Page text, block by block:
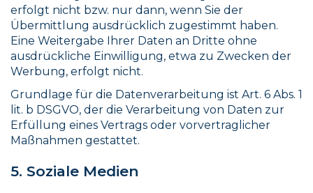
erfolgt nicht bzw. nur dann, wenn Sie der
Übermittlung ausdrücklich zugestimmt haben.
Eine Weitergabe Ihrer Daten an Dritte ohne
ausdrückliche Einwilligung, etwa zu Zwecken der
Werbung, erfolgt nicht.
Grundlage für die Datenverarbeitung ist Art. 6 Abs. 1
lit. b DSGVO, der die Verarbeitung von Daten zur
Erfüllung eines Vertrags oder vorvertraglicher
Maßnahmen gestattet.
5. Soziale Medien